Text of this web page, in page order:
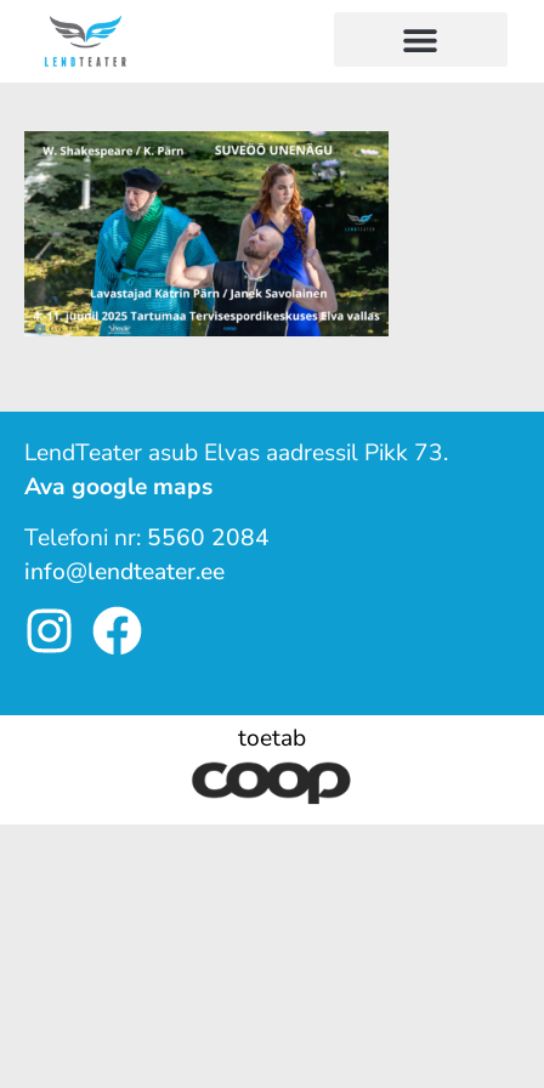
LendTeater asub Elvas aadressil Pikk 73.
Ava google maps
Telefoni nr: 5560 2084
info@lendteater.ee
toetab